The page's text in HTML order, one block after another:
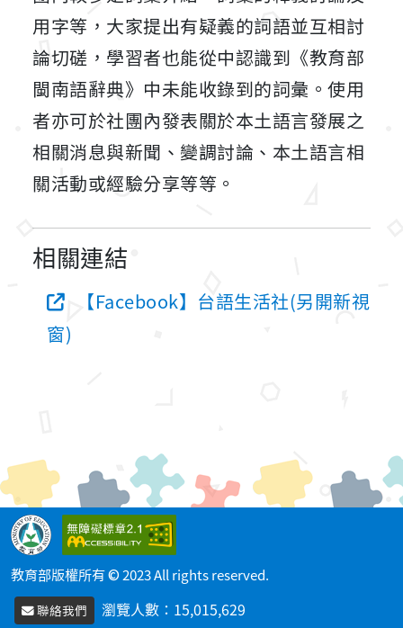
用字等，大家提出有疑義的詞語並互相討
論切磋，學習者也能從中認識到《教育部
閩南語辭典》中未能收錄到的詞彙。使用
者亦可於社團內發表關於本土語言發展之
相關消息與新聞、變調討論、本土語言相
關活動或經驗分享等等。
相關連結
【Facebook】台語生活社(另開新視
窗)
教育部版權所有 © 2023 All rights reserved.
聯絡我們 瀏覽人數： 15,015,629